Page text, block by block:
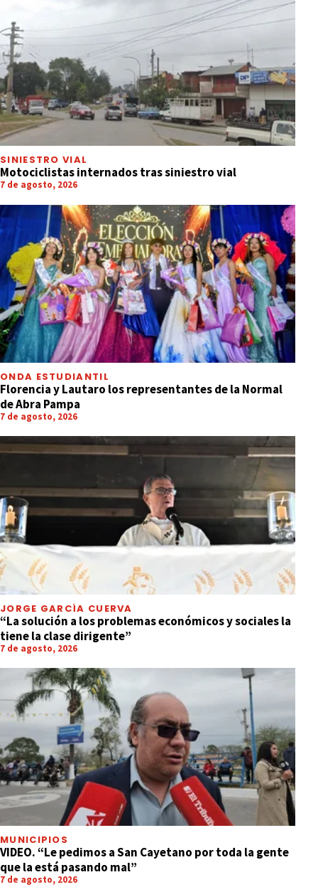
SINIESTRO VIAL
Motociclistas internados tras siniestro vial
7 de agosto, 2026
ONDA ESTUDIANTIL
Florencia y Lautaro los representantes de la Normal
de Abra Pampa
7 de agosto, 2026
JORGE GARCÍA CUERVA
“La solución a los problemas económicos y sociales la
tiene la clase dirigente”
7 de agosto, 2026
MUNICIPIOS
VIDEO. “Le pedimos a San Cayetano por toda la gente
que la está pasando mal”
7 de agosto, 2026